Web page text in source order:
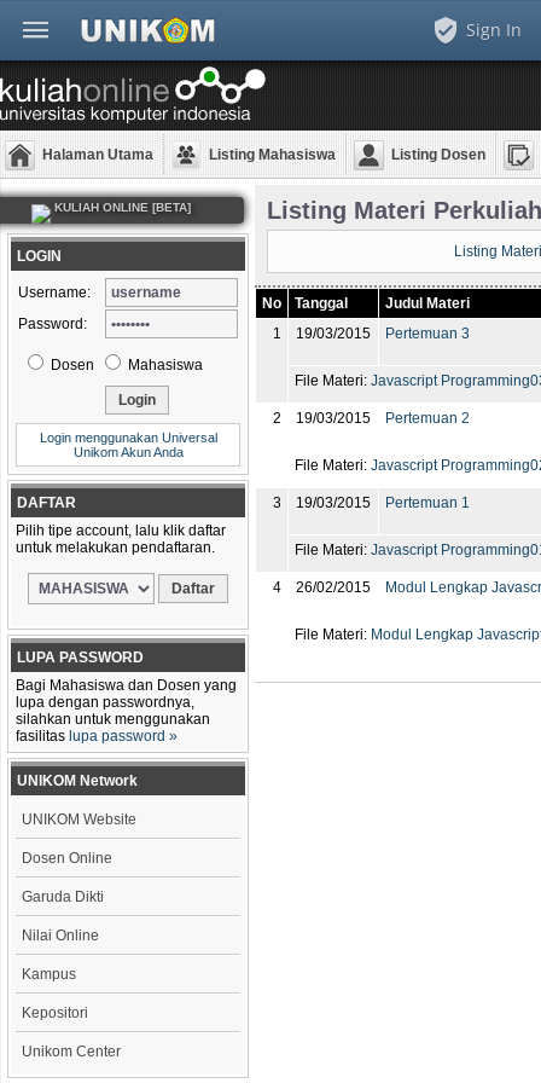
Sign In
Halaman Utama Listing Mahasiswa Listing Dosen
KULIAH ONLINE [BETA]
LOGIN
Username:
Password:
Dosen Mahasiswa
Login menggunakan Universal
Unikom Akun Anda
DAFTAR
Pilih tipe account, lalu klik daftar
untuk melakukan pendaftaran.
LUPA PASSWORD
Bagi Mahasiswa dan Dosen yang
lupa dengan passwordnya,
silahkan untuk menggunakan
fasilitas lupa password »
UNIKOM Network
UNIKOM Website
Dosen Online
Garuda Dikti
Nilai Online
Kampus
Kepositori
Unikom Center
Listing Materi
Listing
No Tanggal
Judul Materi
1
19/03/2015 Pertemuan 3
File Materi: Javascript
2 19/03/2015 Pertemuan 2
File Materi: Javascript
3 19/03/2015 Pertemuan 1
File Materi: Javascript
4 26/02/2015 Modul Lengkap
File Materi: Modul Lengkap